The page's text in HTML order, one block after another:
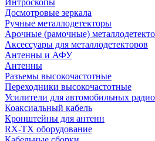
Интроскопы
Досмотровые зеркала
Ручные металлодетекторы
Арочные (рамочные)
Аксессуары для металлодетекторов
Антенны и АФУ
Антенны
Разъемы высокочастотные
Переходники высокочастотные
Усилители для автомобильных
Коаксиальный кабель
Кронштейны для антенн
RX-TX оборудование